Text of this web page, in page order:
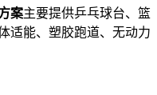
案主要提供乒乓球台、篮
适能、塑胶跑道、无动力